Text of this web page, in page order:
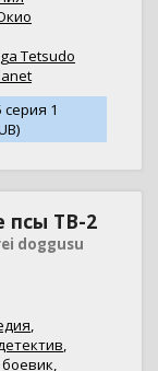
Tetsudo
1
псы ТВ-2
doggusu
,
,
боевик,